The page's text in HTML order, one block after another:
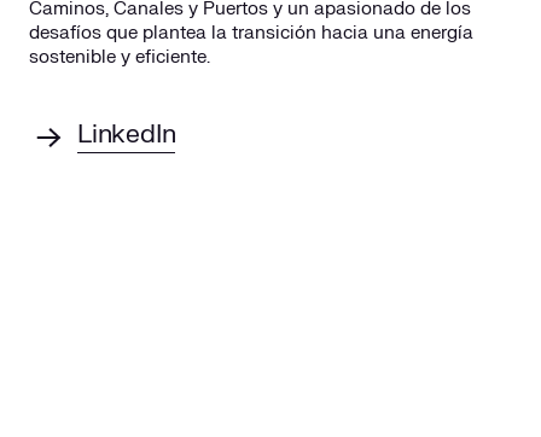
Caminos, Canales y Puertos y un apasionado de los
desafíos que plantea la transición hacia una energía
sostenible y eficiente.
LinkedIn